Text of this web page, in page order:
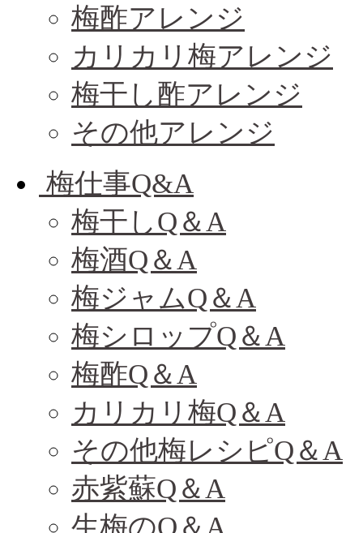
梅酢アレンジ
カリカリ梅アレンジ
梅干し酢アレンジ
その他アレンジ
梅仕事Q&A
梅干しQ＆A
梅酒Q＆A
梅ジャムQ＆A
梅シロップQ＆A
梅酢Q＆A
カリカリ梅Q＆A
その他梅レシピQ＆A
赤紫蘇Q＆A